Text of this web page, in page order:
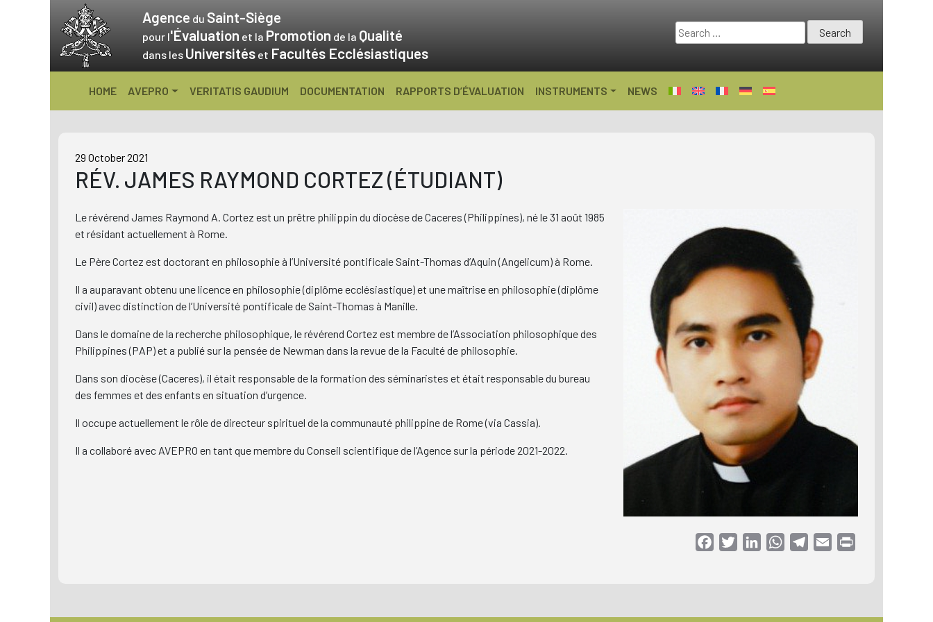
content
Agence du Saint-Siège
pour l'Évaluation et la Promotion de la Qualité
dans les Universités et Facultés Ecclésiastiques
Search
for:
HOME AVEPRO VERITATIS GAUDIUM DOCUMENTATION RAPPORTS D’ÉVALUATION INSTRUMENTS NEWS
29 October 2021
RÉV. JAMES RAYMOND CORTEZ (ÉTUDIANT)
Le révérend James Raymond A. Cortez est un prêtre philippin du diocèse de Caceres (Philippines), né le 31 août 1985
et résidant actuellement à Rome.
Le Père Cortez est doctorant en philosophie à l’Université pontificale Saint-Thomas d’Aquin (Angelicum) à Rome.
Il a auparavant obtenu une licence en philosophie (diplôme ecclésiastique) et une maîtrise en philosophie (diplôme
civil) avec distinction de l’Université pontificale de Saint-Thomas à Manille.
Dans le domaine de la recherche philosophique, le révérend Cortez est membre de l’Association philosophique des
Philippines (PAP) et a publié sur la pensée de Newman dans la revue de la Faculté de philosophie.
Dans son diocèse (Caceres), il était responsable de la formation des séminaristes et était responsable du bureau
des femmes et des enfants en situation d’urgence.
Il occupe actuellement le rôle de directeur spirituel de la communauté philippine de Rome (via Cassia).
Il a collaboré avec AVEPRO en tant que membre du Conseil scientifique de l’Agence sur la période 2021-2022.
FacebookTwitterLinkedInWhatsAppTelegram
Email